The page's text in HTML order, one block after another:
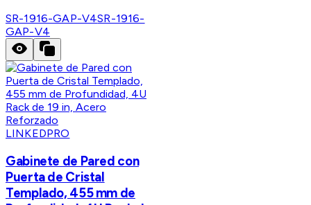
SR-1916-GAP-V4SR-1916-
GAP-V4
LINKEDPRO
Gabinete de Pared con
Puerta de Cristal
Templado, 455 mm de